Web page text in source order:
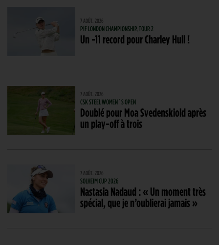
7 AOÛT. 2026
PIF LONDON CHAMPIONSHIP, TOUR 2
Un -11 record pour Charley Hull !
7 AOÛT. 2026
CSK STEEL WOMEN´S OPEN
Doublé pour Moa Svedenskiold après
un play-off à trois
7 AOÛT. 2026
SOLHEIM CUP 2026
Nastasia Nadaud : « Un moment très
spécial, que je n’oublierai jamais »